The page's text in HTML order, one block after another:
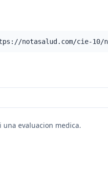
notasalud.com/cie-10/
evaluacion medica.